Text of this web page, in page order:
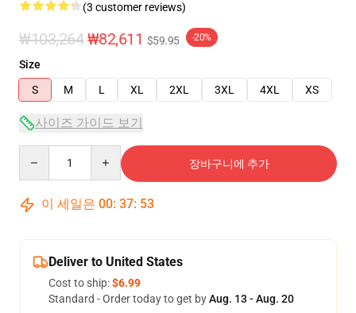
(3 customer reviews)
₩103,264 ₩82,611 $59.95 -20%
Size
S
M L XL 2XL 3XL 4XL XS
사이즈 가이드 보기
장바구니에 추가
이 세일은 00: 37: 52
Deliver to United States
Cost to ship:$6.99
Standard - Order today to get byAug. 13 - Aug. 20